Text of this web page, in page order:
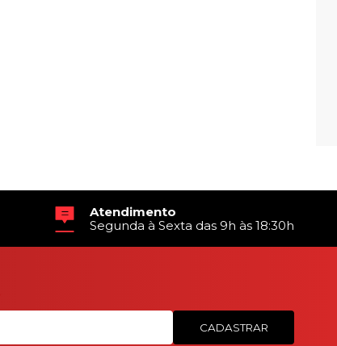
Atendimento
Segunda à Sexta das 9h às 18:30h
CADASTRAR